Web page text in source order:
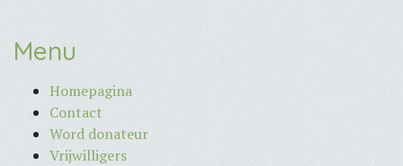
Menu
Homepagina
Contact
Word donateur
Vrijwilligers